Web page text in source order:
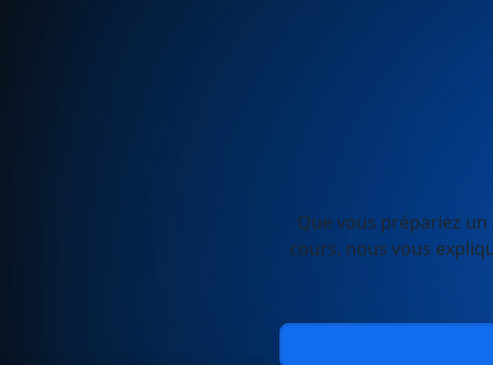
Que vous prépariez
cours, nous vous